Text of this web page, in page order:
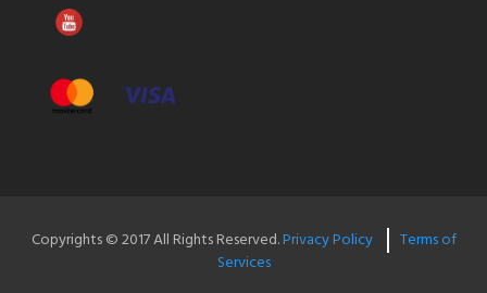
Copyrights © 2017 All Rights Reserved.Privacy Policy
Terms of
Services